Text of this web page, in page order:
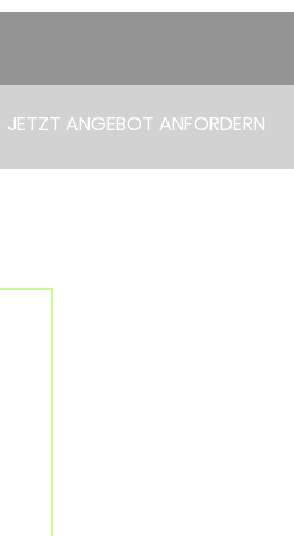
JETZT ANGEBOT ANFORDERN